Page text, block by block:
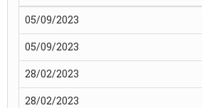
05/09/2023
05/09/2023
28/02/2023
28/02/2023